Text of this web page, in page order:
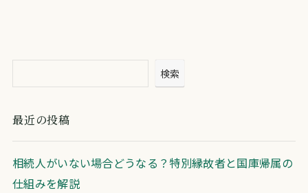
検索
最近の投稿
相続人がいない場合どうなる？特別縁故者と国庫帰属の
仕組みを解説